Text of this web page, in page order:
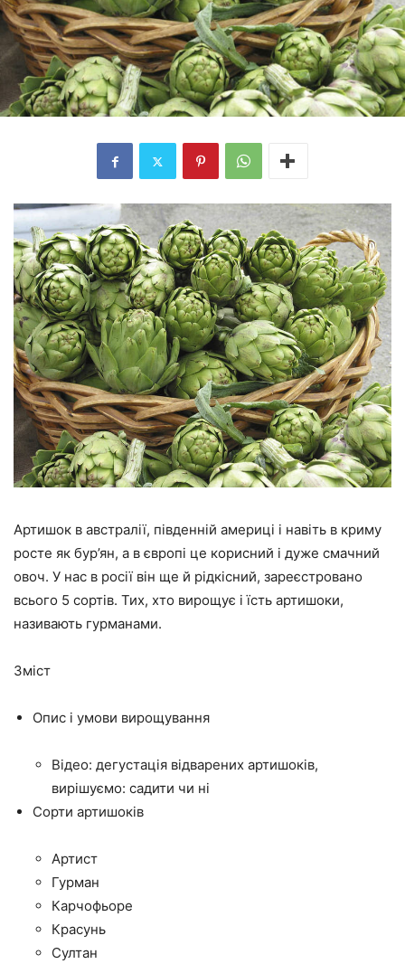
Артишок в австралії, південній америці і навіть в криму
росте як бур’ян, а в європі це корисний і дуже смачний
овоч. У нас в росії він ще й рідкісний, зареєстровано
всього 5 сортів. Тих, хто вирощує і їсть артишоки,
називають гурманами.
Зміст
Опис і умови вирощування
Відео: дегустація відварених артишоків,
вирішуємо: садити чи ні
Сорти артишоків
Артист
Гурман
Карчофьоре
Красунь
Султан